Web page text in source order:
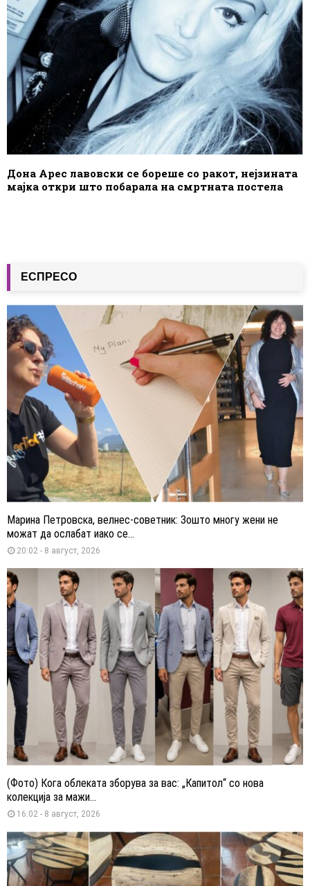
Дона Арес лавовски се бореше со ракот, нејзината
мајка откри што побарала на смртната постела
ЕСПРЕСО
Марина Петровска, велнес-советник: Зошто многу жени не
можат да ослабат иако се...
20:02 - 8 август, 2026
(Фото) Кога облеката зборува за вас: „Капитол“ со нова
колекција за мажи...
16:02 - 8 август, 2026